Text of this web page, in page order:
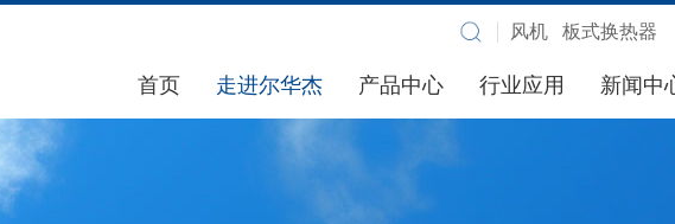
首页 走进尔华杰 产品中心 行业应用 新闻中